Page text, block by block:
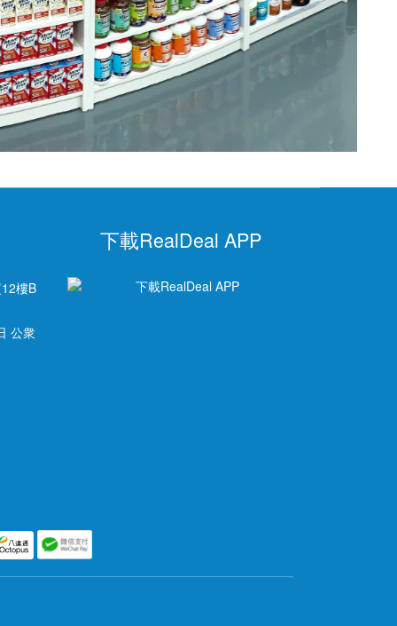
樓B
公衆
下載RealDeal APP